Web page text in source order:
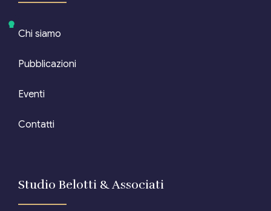
Chi siamo
Pubblicazioni
Eventi
Contatti
Studio Belotti & Associati